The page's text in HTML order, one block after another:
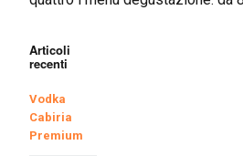
Articoli
recenti
Vodka
Cabiria
Premium